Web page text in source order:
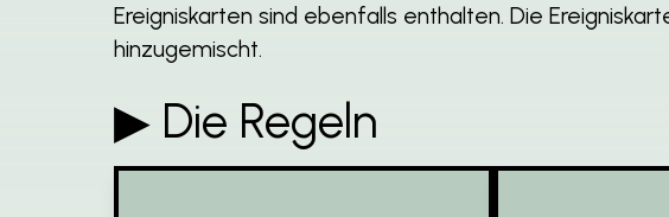
Ereigniskarten sind ebenfalls enthalten. Die
hinzugemischt.
▶︎ Die Regeln